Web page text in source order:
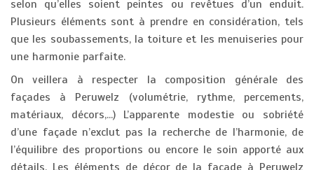
selon qu’elles soient peintes ou revêtues d’un enduit.
Plusieurs éléments sont à prendre en considération, tels
que les soubassements, la toiture et les menuiseries pour
une harmonie parfaite.
On veillera à respecter la composition générale des
façades à Peruwelz (volumétrie, rythme, percements,
matériaux, décors,...) L’apparente modestie ou sobriété
d’une façade n’exclut pas la recherche de l’harmonie, de
l’équilibre des proportions ou encore le soin apporté aux
détails. Les éléments de décor de la façade à Peruwelz